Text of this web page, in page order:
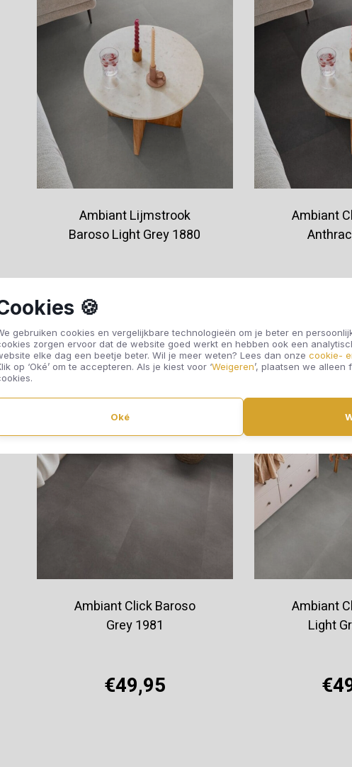
🍪
gebruiken cookies en vergelijkbare technologieën om je beter en
zorgen ervoor dat de website goed werkt en hebben ook een
elke dag een beetje beter. Wil je meer weten? Lees dan onze cookie-
op ‘Oké’ om te accepteren. Als je kiest voor ‘Weigeren’, plaatsen we
Oké
Ambiant Lijmstrook
Baroso Light Grey 1880
Offerte aanvragen
Ambiant
Offerte
Ambiant Click Baroso
Grey 1981
€49,95
Ambiant
Light